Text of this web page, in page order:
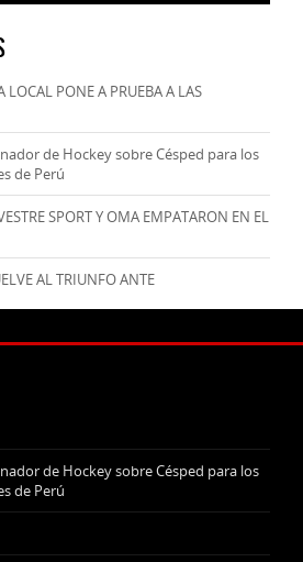
PONE A PRUEBA A LAS
de Hockey sobre Césped para los
de Perú
SPORT Y OMA EMPATARON EN EL
AL TRIUNFO ANTE
de Hockey sobre Césped para los
de Perú